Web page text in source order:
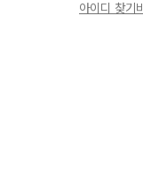
아이디 찾기